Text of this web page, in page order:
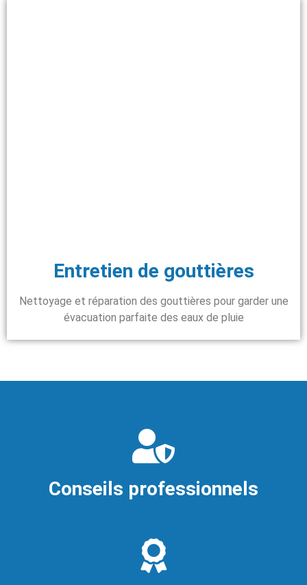
Entretien de gouttières
Nettoyage et réparation des gouttières pour garder une
évacuation parfaite des eaux de pluie
Conseils professionnels